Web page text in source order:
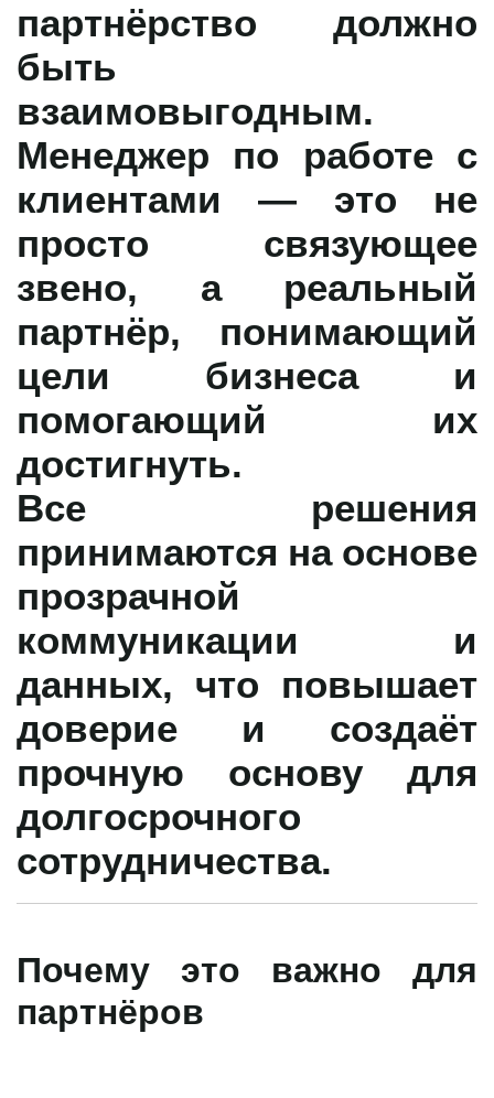
партнёрство должно
быть
взаимовыгодным.
Менеджер по работе с
клиентами — это не
просто связующее
звено, а реальный
партнёр, понимающий
цели бизнеса и
помогающий их
достигнуть.
Все решения
принимаются на основе
прозрачной
коммуникации и
данных, что повышает
доверие и создаёт
прочную основу для
долгосрочного
сотрудничества.
Почему это важно для
партнёров